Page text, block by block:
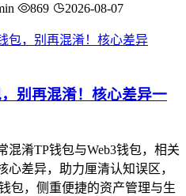
869 2026-08-07
别再混淆！核心差异一
混淆TP钱包与Web3钱包，相关
心差异，助力厘清认知误区，
包，侧重便捷的资产管理与生